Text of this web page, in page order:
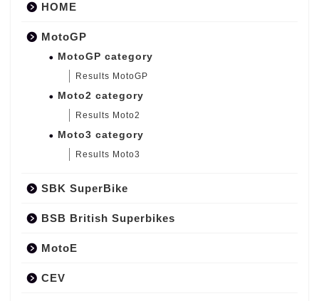
HOME
MotoGP
MotoGP category
Results MotoGP
Moto2 category
Results Moto2
Moto3 category
Results Moto3
SBK SuperBike
BSB British Superbikes
MotoE
CEV